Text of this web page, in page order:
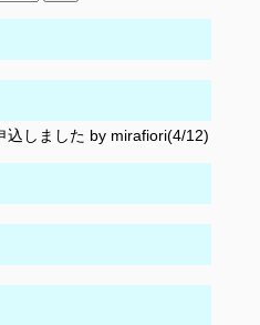
込しました by mirafiori(4/12)